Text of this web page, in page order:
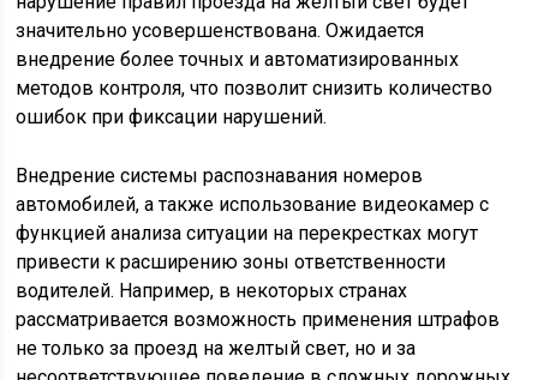
значительно усовершенствована. Ожидается
внедрение более точных и автоматизированных
методов контроля, что позволит снизить количество
ошибок при фиксации нарушений.
Внедрение системы распознавания номеров
автомобилей, а также использование видеокамер с
функцией анализа ситуации на перекрестках могут
привести к расширению зоны ответственности
водителей. Например, в некоторых странах
рассматривается возможность применения штрафов
не только за проезд на желтый свет, но и за